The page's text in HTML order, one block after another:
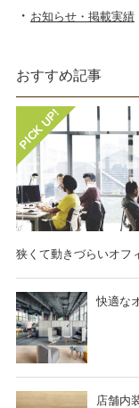
お知らせ・掲載実績
おすすめ記事
狭くて動きづらいオフ
快適な
店舗内